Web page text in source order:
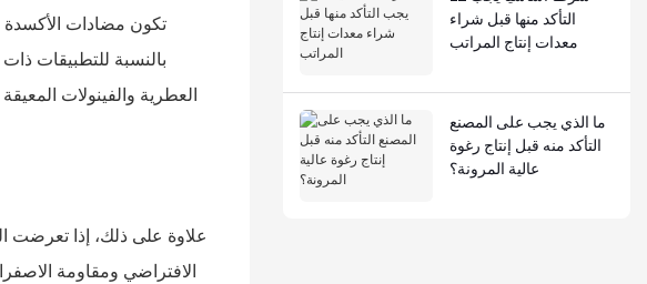
العطرية والفينولات
علاوة على ذلك، إذا تعرضت
الافتراضي ومقاومة
التأكد منها قبل شراء
معدات إنتاج المراتب
ما الذي يجب على المصنع
التأكد منه قبل إنتاج رغوة
عالية المرونة؟